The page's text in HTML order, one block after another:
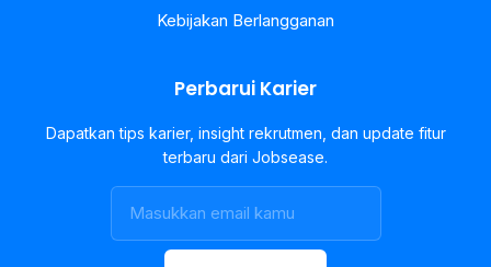
Kebijakan Berlangganan
Perbarui Karier
Dapatkan tips karier, insight rekrutmen, dan update fitur
terbaru dari Jobsease.